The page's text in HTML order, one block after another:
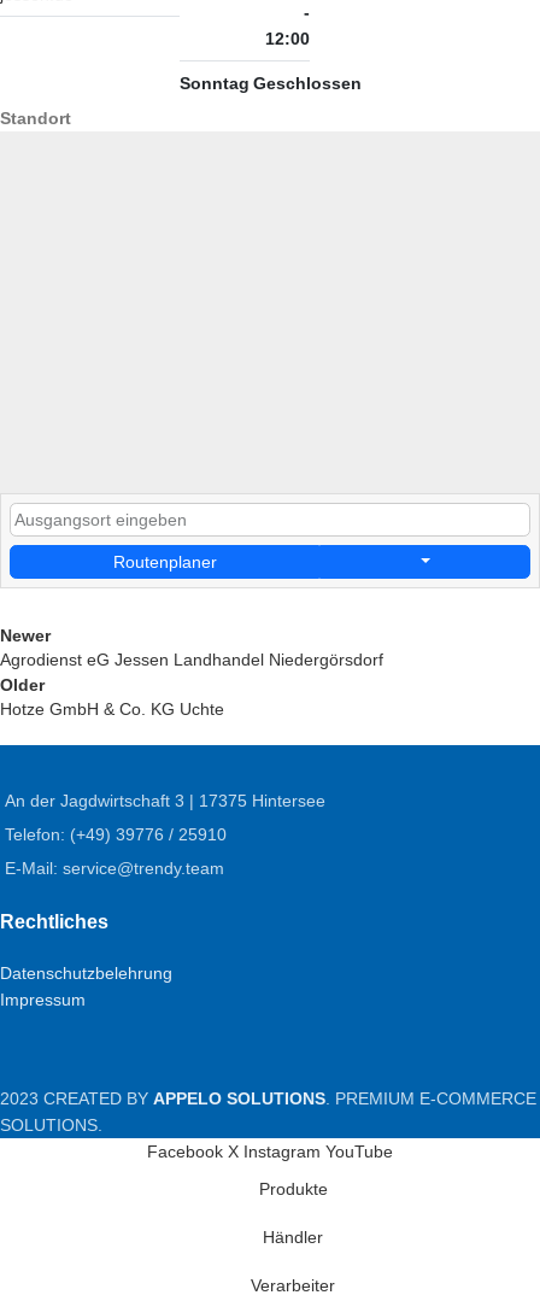
-
12:00
Sonntag Geschlossen
Standort
Routenplaner
Newer
Agrodienst eG Jessen Landhandel Niedergörsdorf
Older
Hotze GmbH & Co. KG Uchte
An der Jagdwirtschaft 3 | 17375 Hintersee
Telefon: (+49) 39776 / 25910
E-Mail: service@trendy.team
Rechtliches
Datenschutzbelehrung
Impressum
2023 CREATED BY APPELO SOLUTIONS . PREMIUM E-COMMERCE
SOLUTIONS.
Facebook X Instagram YouTube
Produkte
Händler
Verarbeiter